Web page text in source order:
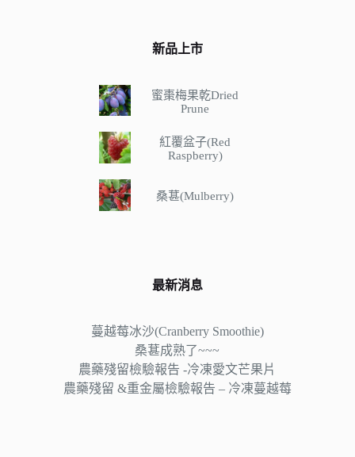
新品上市
蜜棗梅果乾Dried
Prune
紅覆盆子(Red
Raspberry)
桑葚(Mulberry)
最新消息
蔓越莓冰沙(Cranberry Smoothie)
桑葚成熟了~~~
農藥殘留檢驗報告 -冷凍愛文芒果片
農藥殘留 &重金屬檢驗報告 – 冷凍蔓越莓